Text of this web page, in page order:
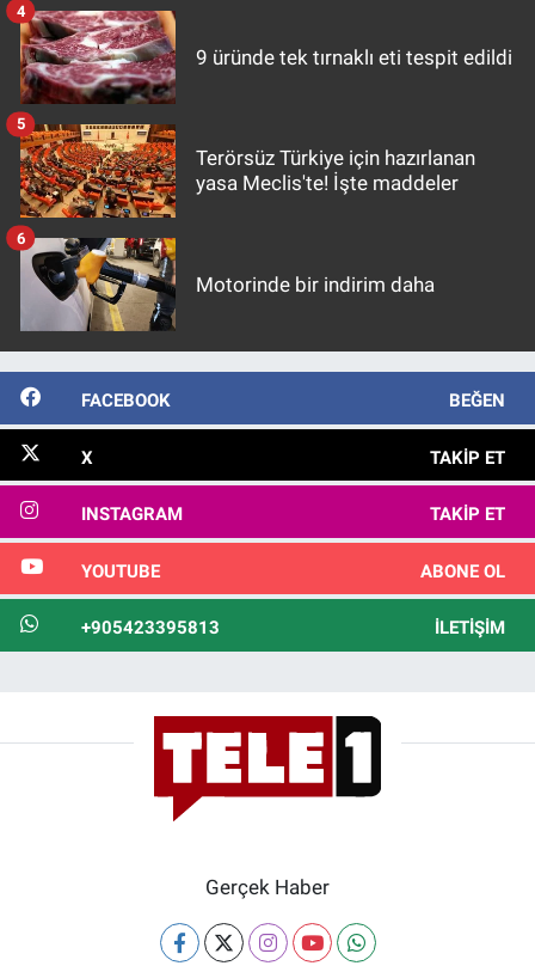
9 üründe tek tırnaklı eti tespit edildi
4
Terörsüz Türkiye için hazırlanan
yasa Meclis'te! İşte maddeler
5
Motorinde bir indirim daha
6
FACEBOOK BEĞEN
X TAKIP ET
INSTAGRAM TAKIP ET
YOUTUBE ABONE OL
+905423395813 İLETIŞIM
Gerçek Haber